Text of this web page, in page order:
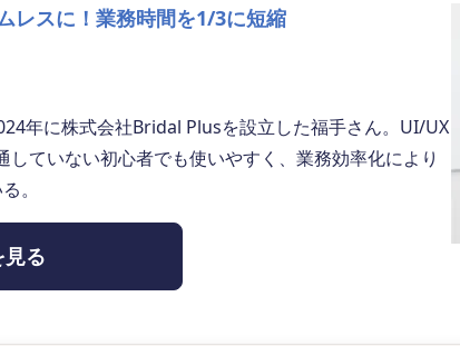
レスに！業務時間を1/3に短縮
年に株式会社Bridal Plusを設立した福手さん。UI/UX
ていない初心者でも使いやすく、業務効率化により
。
る